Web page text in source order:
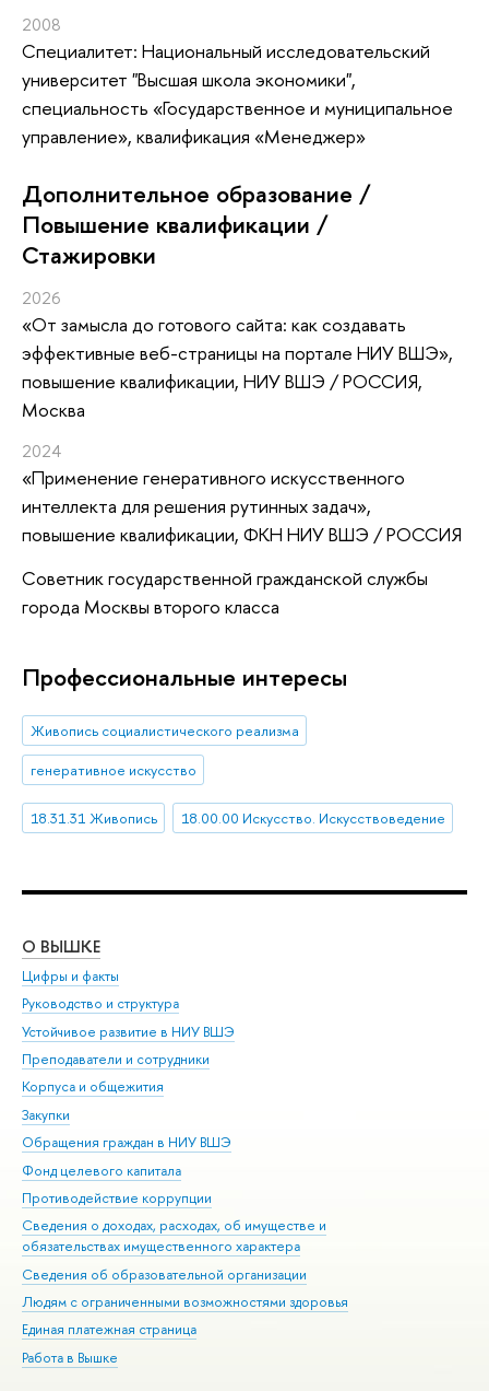
2008
Специалитет: Национальный исследовательский
университет "Высшая школа экономики",
специальность «Государственное и муниципальное
управление», квалификация «Менеджер»
Дополнительное образование /
Повышение квалификации /
Стажировки
2026
«От замысла до готового сайта: как создавать
эффективные веб-страницы на портале НИУ ВШЭ»,
повышение квалификации, НИУ ВШЭ / РОССИЯ,
Москва
2024
«Применение генеративного искусственного
интеллекта для решения рутинных задач»,
повышение квалификации, ФКН НИУ ВШЭ / РОССИЯ
Советник государственной гражданской службы
города Москвы второго класса
Профессиональные интересы
Живопись социалистического реализма
генеративное искусство
18.31.31 Живопись 18.00.00 Искусство. Искусствоведение
О ВЫШКЕ
Цифры и факты
Руководство и структура
Устойчивое развитие в НИУ ВШЭ
Преподаватели и сотрудники
Корпуса и общежития
Закупки
Обращения граждан в НИУ ВШЭ
Фонд целевого капитала
Противодействие коррупции
Сведения о доходах, расходах, об имуществе и
обязательствах имущественного характера
Сведения об образовательной организации
Людям с ограниченными возможностями здоровья
Единая платежная страница
Работа в Вышке